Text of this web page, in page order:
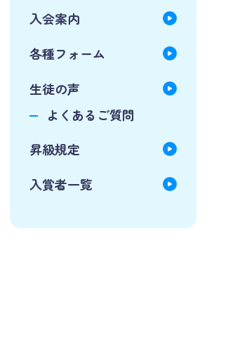
入会案内
各種フォーム
生徒の声
よくあるご質問
昇級規定
入賞者一覧